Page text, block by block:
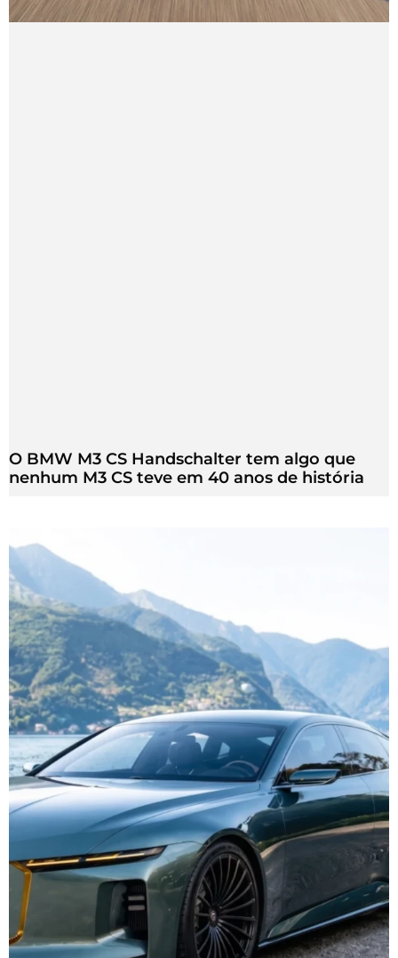
O BMW M3 CS Handschalter tem algo que
nenhum M3 CS teve em 40 anos de história